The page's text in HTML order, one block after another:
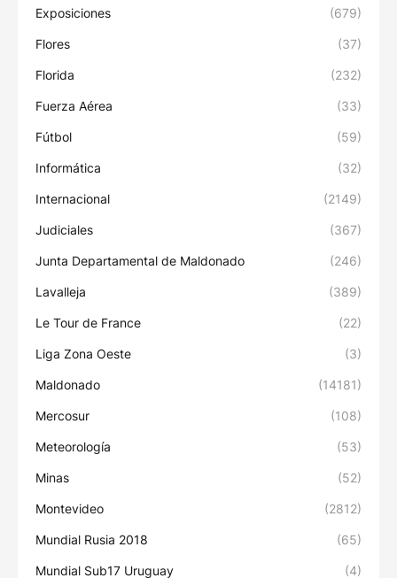
Exposiciones (679)
Flores (37)
Florida (232)
Fuerza Aérea (33)
Fútbol (59)
Informática (32)
Internacional (2149)
Judiciales (367)
Junta Departamental de Maldonado (246)
Lavalleja (389)
Le Tour de France (22)
Liga Zona Oeste (3)
Maldonado (14181)
Mercosur (108)
Meteorología (53)
Minas (52)
Montevideo (2812)
Mundial Rusia 2018 (65)
Mundial Sub17 Uruguay (4)